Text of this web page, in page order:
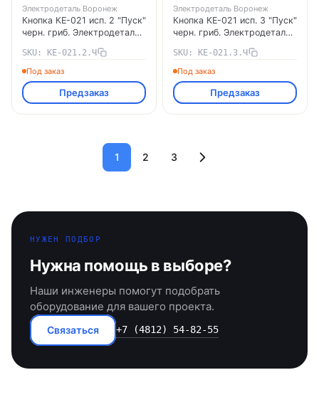
Электродеталь Воронеж
Кнопка КЕ-021 исп. 2 "Пуск"
черн. гриб. Электродеталь
Воронеж
SKU: КЕ-021.2.Ч
Под заказ
Предзаказ
Электродеталь Воронеж
Кнопка КЕ-021 исп. 3 "Пуск"
черн. гриб. Электродеталь
Воронеж
SKU: КЕ-021.3.Ч
Под заказ
Предзаказ
1 2 3
НУЖЕН ПОДБОР
Нужна помощь в выборе?
Наши инженеры помогут подобрать
оборудование для вашего проекта.
Связаться +7 (4812) 54-82-55